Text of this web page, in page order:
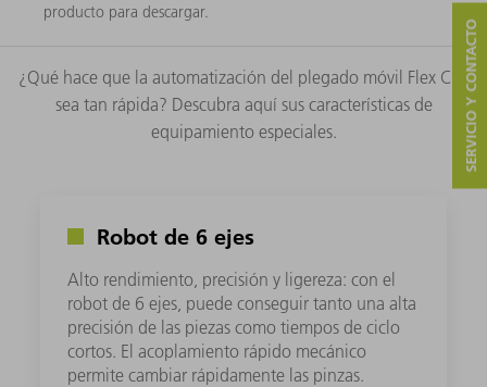
producto para descargar.
¿Qué hace que la automatización del plegado móvil Flex Cell
sea tan rápida? Descubra aquí sus características de
equipamiento especiales.
Robot de 6 ejes
Alto rendimiento, precisión y ligereza: con el
robot de 6 ejes, puede conseguir tanto una alta
precisión de las piezas como tiempos de ciclo
cortos. El acoplamiento rápido mecánico
permite cambiar rápidamente las pinzas.
SERVICIO Y CONTACTO